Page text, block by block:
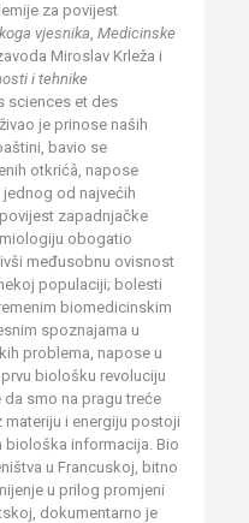
za povijest
vjesnika, Medicinske
Miroslav Krleža i
i tehnike
sciences et des
je prinose naših
bavio se
otkrićâ, napose
od najvećih
zapadnjačke
obogatio
međusobnu ovisnost
populaciji; bolesti
biomedicinskim
spoznajama u
problema, napose u
biološku revoluciju
da smo na pragu treće
materiju i energiju postoji
biološka informacija. Bio
u Francuskoj, bitno
u prilog promjeni
dokumentarno je